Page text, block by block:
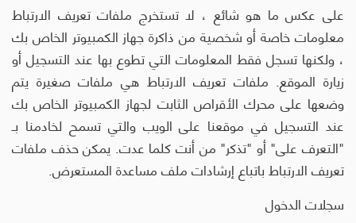
على عكس ما هو شائع ، لا تستخرج ملفات تعريف الارتباط
معلومات خاصة أو شخصية من ذاكرة جهاز الكمبيوتر الخاص بك
، ولكنها تسجل فقط المعلومات التي تطوع بها عند التسجيل أو
زيارة الموقع. ملفات تعريف الارتباط هي ملفات صغيرة يتم
وضعها على محرك الأقراص الثابت لجهاز الكمبيوتر الخاص بك
عند التسجيل في موقعنا على الويب والتي تسمح لخادمنا بـ
"التعرف على" أو "تذكر" من أنت كلما عدت. يمكن حذف ملفات
تعريف الارتباط باتباع إرشادات ملف مساعدة المستعرض.
سجلات الدخول